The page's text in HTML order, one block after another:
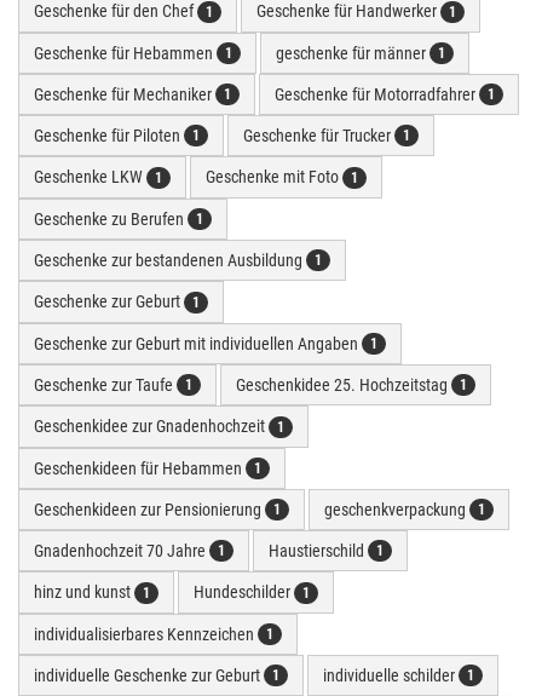
Geschenke für den Chef 1 Geschenke für Handwerker 1
Geschenke für Hebammen 1 geschenke für männer 1
Geschenke für Mechaniker 1 Geschenke für Motorradfahrer 1
Geschenke für Piloten 1 Geschenke für Trucker 1
Geschenke LKW 1 Geschenke mit Foto 1
Geschenke zu Berufen 1
Geschenke zur bestandenen Ausbildung 1
Geschenke zur Geburt 1
Geschenke zur Geburt mit individuellen Angaben 1
Geschenke zur Taufe 1 Geschenkidee 25. Hochzeitstag 1
Geschenkidee zur Gnadenhochzeit 1
Geschenkideen für Hebammen 1
Geschenkideen zur Pensionierung 1 geschenkverpackung 1
Gnadenhochzeit 70 Jahre 1 Haustierschild 1
hinz und kunst 1 Hundeschilder 1
individualisierbares Kennzeichen 1
individuelle Geschenke zur Geburt 1 individuelle schilder 1